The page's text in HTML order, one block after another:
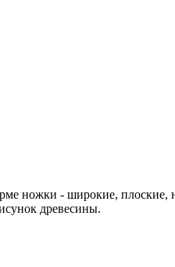
- широкие, плоские,
древесины.